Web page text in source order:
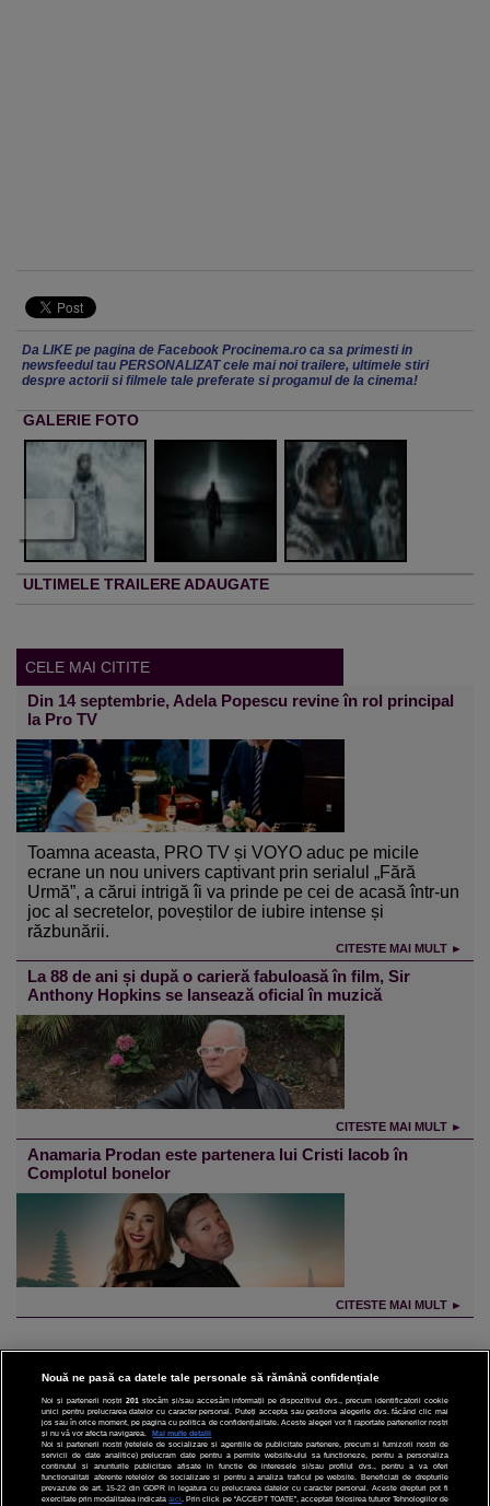
Da LIKE pe pagina de Facebook Procinema.ro ca sa primesti in
newsfeedul tau PERSONALIZAT cele mai noi trailere, ultimele stiri
despre actorii si filmele tale preferate si progamul de la cinema!
GALERIE FOTO
ULTIMELE TRAILERE ADAUGATE
CELE MAI CITITE
Din 14 septembrie, Adela Popescu revine în rol principal
la Pro TV
Toamna aceasta, PRO TV și VOYO aduc pe micile
ecrane un nou univers captivant prin serialul „Fără
Urmă”, a cărui intrigă îi va prinde pe cei de acasă într-un
joc al secretelor, poveștilor de iubire intense și
răzbunării.
CITESTE MAI MULT ►
La 88 de ani și după o carieră fabuloasă în film, Sir
Anthony Hopkins se lansează oficial în muzică
CITESTE MAI MULT ►
Anamaria Prodan este partenera lui Cristi Iacob în
Complotul bonelor
CITESTE MAI MULT ►
CINEMA
DIVERTISMENT
STIRI
Nouă ne pasă ca datele tale personale să rămână confidențiale
Noi și partenerii noștri 201 stocăm și/sau accesăm informații pe dispozitivul dvs., precum identificatorii cookie
unici pentru prelucrarea datelor cu caracter personal. Puteți accepta sau gestiona alegerile dvs. făcând clic mai
jos sau în orice moment, pe pagina cu politica de confidențialitate. Aceste alegeri vor fi raportate partenerilor noștri
și nu vă vor afecta navigarea.
Mai multe detalii
Noi si partenerii nostri (retelele de socializare si agentiile de publicitate partenere, precum si furnizorii nostri de
servicii de date analitice) prelucram date pentru a permite website-ului sa functioneze, pentru a personaliza
continutul si anunturile publicitare afisate in functie de interesele si/sau profilul dvs., pentru a va oferi
functionalitati aferente retelelor de socializare si pentru a analiza traficul pe website. Beneficiati de drepturile
prevazute de art. 15-22 din GDPR in legatura cu prelucrarea datelor cu caracter personal. Aceste drepturi pot fi
exercitate prin modalitatea indicataaici . Prin click pe “ACCEPT TOATE”, acceptati folosirea tuturor Tehnologiilor de